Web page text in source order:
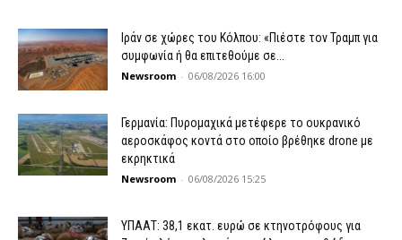
Ιράν σε χώρες του Κόλπου: «Πιέστε τον Τραμπ για
συμφωνία ή θα επιτεθούμε σε...
Newsroom - 06/08/2026 16:00
Γερμανία: Πυρομαχικά μετέφερε το ουκρανικό
αεροσκάφος κοντά στο οποίο βρέθηκε drone με
εκρηκτικά
Newsroom - 06/08/2026 15:25
ΥΠΑΑΤ: 38,1 εκατ. ευρώ σε κτηνοτρόφους για